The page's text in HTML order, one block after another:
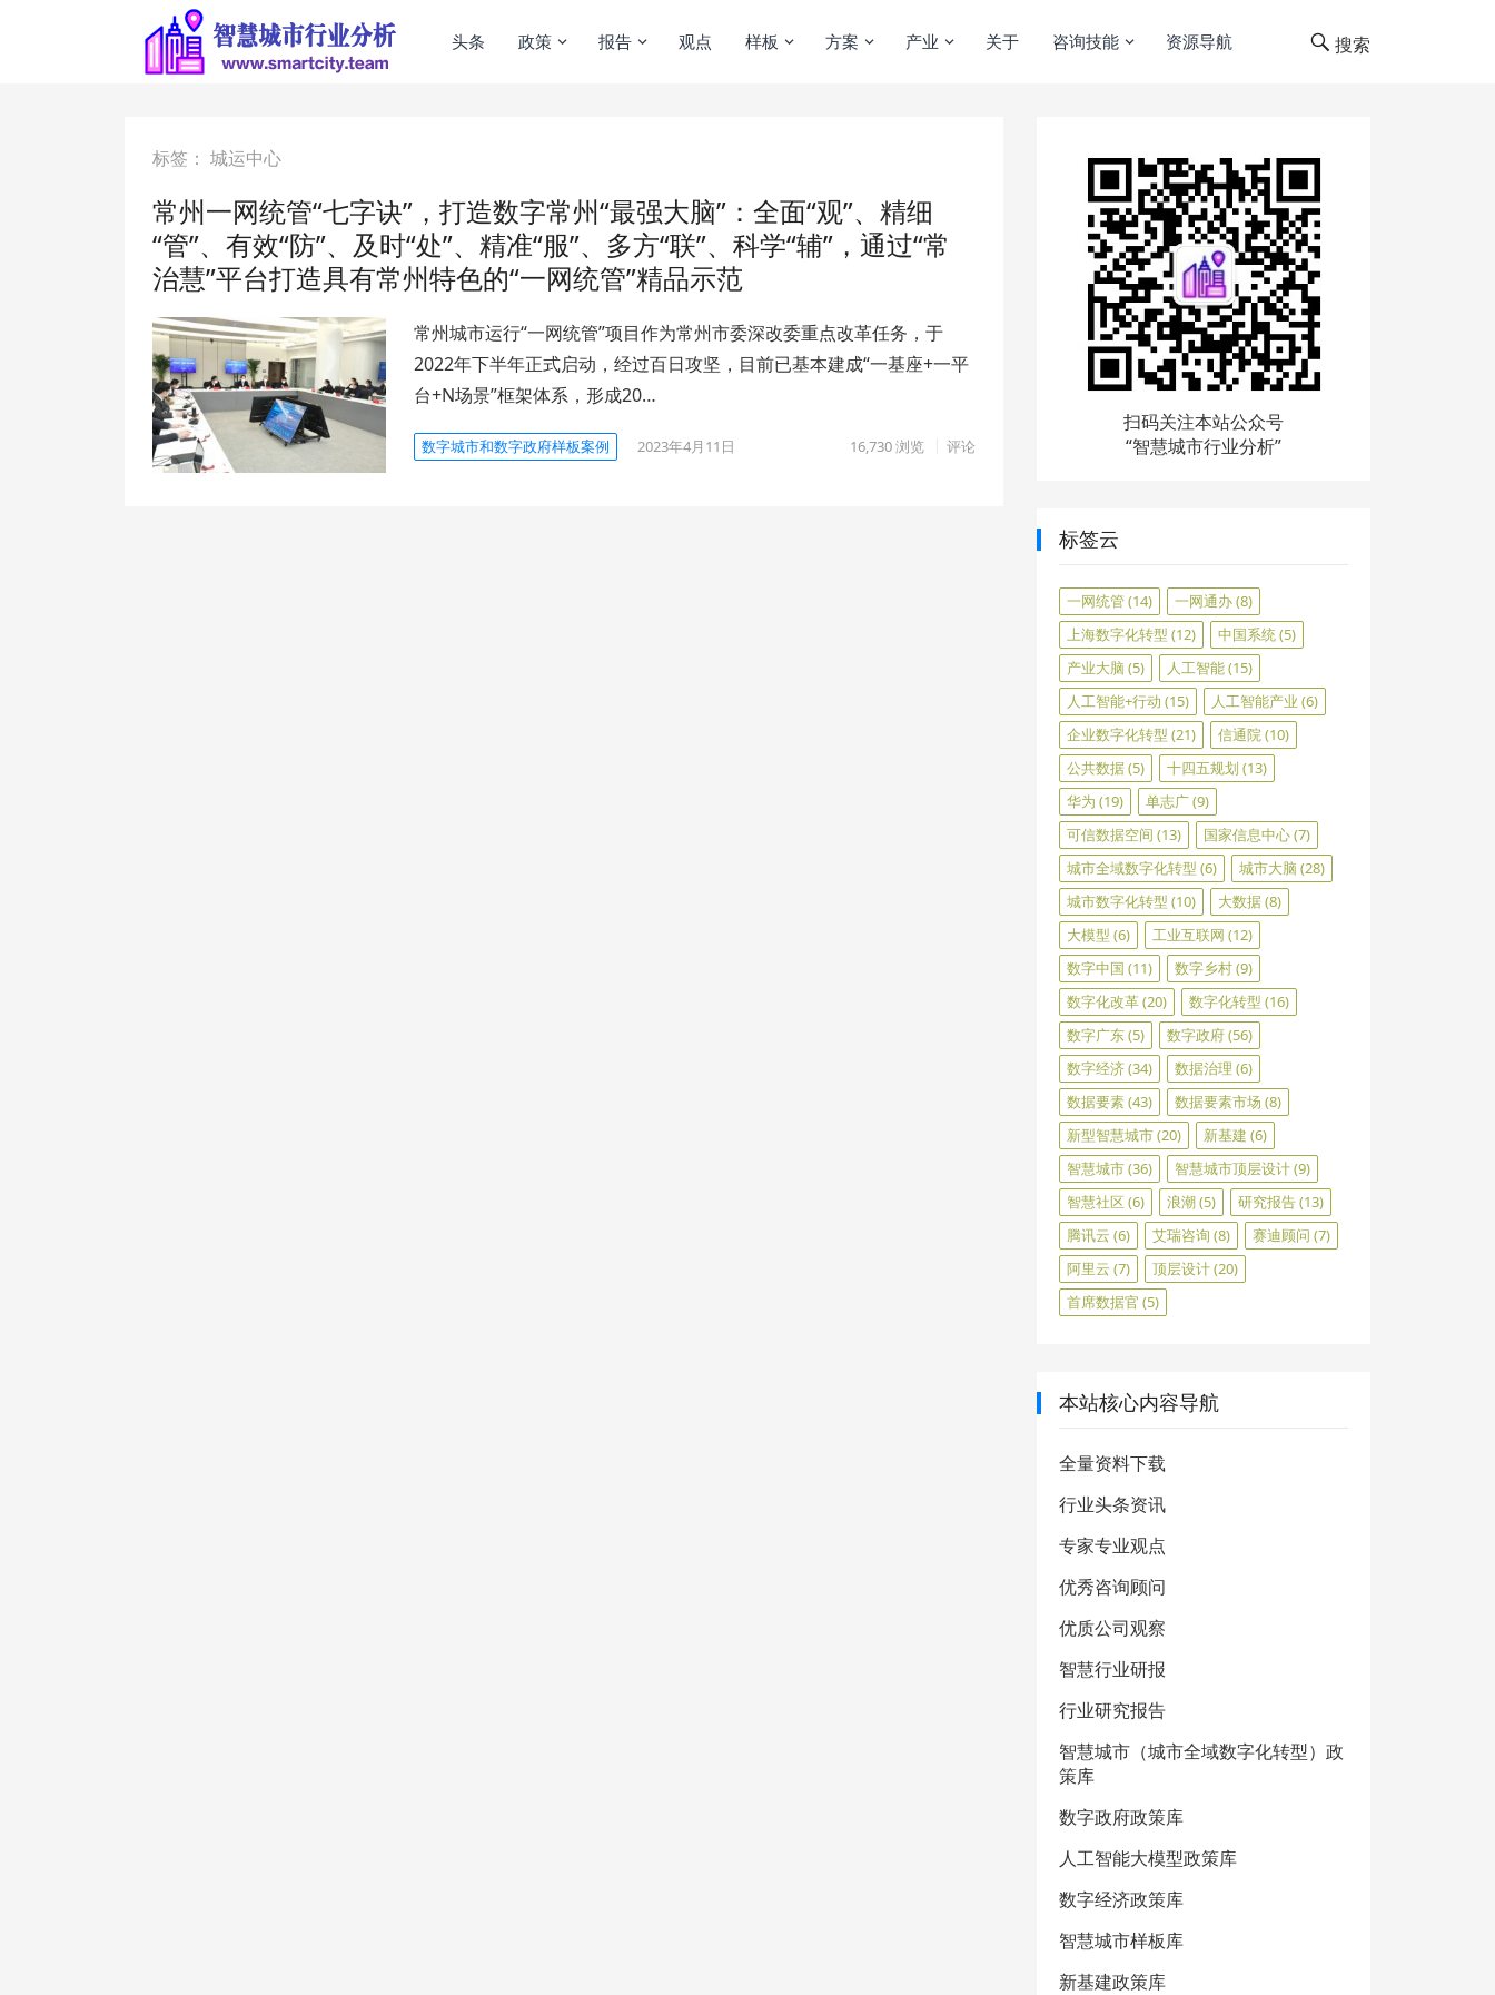
头条 政策 报告 观点 样板 方案 产业 关于 咨询技能 资源导航 搜索
标签： 城运中心
常州一网统管“七字诀”，打造数字常州“最强大脑”：全面“观”、精细
“管”、有效“防”、及时“处”、精准“服”、多方“联”、科学“辅”，通过“常
治慧”平台打造具有常州特色的“一网统管”精品示范
常州城市运行“一网统管”项目作为常州市委深改委重点改革任务，于
2022年下半年正式启动，经过百日攻坚，目前已基本建成“一基座+一平
台+N场景”框架体系，形成20…
数字城市和数字政府样板案例 2023年4月11日 16,730浏览 评论
扫码关注本站公众号
“智慧城市行业分析”
标签云
一网统管(14) 一网通办(8)
上海数字化转型 (12) 中国系统(5)
产业大脑 (5) 人工智能(15)
人工智能+行动 (15) 人工智能产业 (6)
企业数字化转型 (21) 信通院(10)
公共数据(5) 十四五规划 (13)
华为 (19) 单志广(9)
可信数据空间 (13) 国家信息中心(7)
城市全域数字化转型 (6) 城市大脑 (28)
城市数字化转型 (10) 大数据(8)
大模型 (6) 工业互联网 (12)
数字中国 (11) 数字乡村(9)
数字化改革(20) 数字化转型 (16)
数字广东(5) 数字政府(56)
数字经济(34) 数据治理 (6)
数据要素(43) 数据要素市场 (8)
新型智慧城市(20) 新基建 (6)
智慧城市(36) 智慧城市顶层设计(9)
智慧社区 (6) 浪潮(5) 研究报告(13)
腾讯云 (6) 艾瑞咨询 (8) 赛迪顾问 (7)
阿里云 (7) 顶层设计(20)
首席数据官 (5)
本站核心内容导航
全量资料下载
行业头条资讯
专家专业观点
优秀咨询顾问
优质公司观察
智慧行业研报
行业研究报告
智慧城市（城市全域数字化转型）政
策库
数字政府政策库
人工智能大模型政策库
数字经济政策库
智慧城市样板库
新基建政策库